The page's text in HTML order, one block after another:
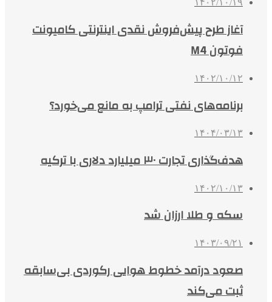
۱۴۰۲/۱۰/۱۹
آغاز طرح پیش‌فروش نقدی اینترنتی کامیونت
فوتون M4
۱۴۰۲/۱۰/۱۲
برنامه‌های نفتی ترامپ به مانع می‌خورد؟
۱۴۰۴/۰۳/۱۳
هدف‌گذاری تجارت ۳۰ میلیارد دلاری با ترکیه
۱۴۰۲/۱۰/۱۳
سکه و طلا ارزان شد
۱۴۰۳/۰۹/۲۱
صعود درآمد خطوط هوایی رکوردی بی‌سابقه
ثبت می‌کند